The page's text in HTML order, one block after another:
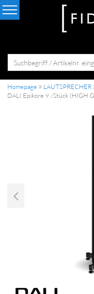
Homepage LAUTSPRECHER
DALI Epikore 9 /Stück (HIGH